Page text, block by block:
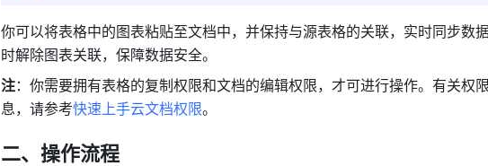
你可以将表格中的图表粘贴至文档中，并保持与源表格的关联，实时同步数据
时解除图表关联，保障数据安全。
注：你需要拥有表格的复制权限和文档的编辑权限，才可进行操作。有关权
息，请参考快速上手云文档权限。
二、操作流程